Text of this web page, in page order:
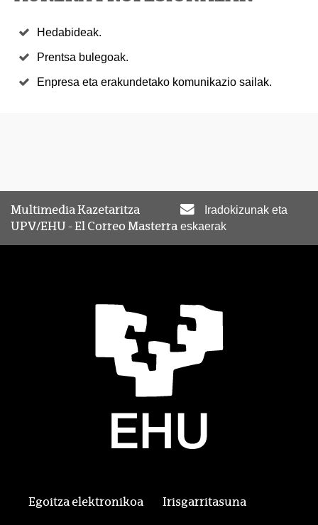
Hedabideak.
Prentsa bulegoak.
Enpresa eta erakundetako komunikazio sailak.
Multimedia Kazetaritza
UPV/EHU - El Correo Masterra
Iradokizunak eta
eskaerak
Egoitza elektronikoa Irisgarritasuna